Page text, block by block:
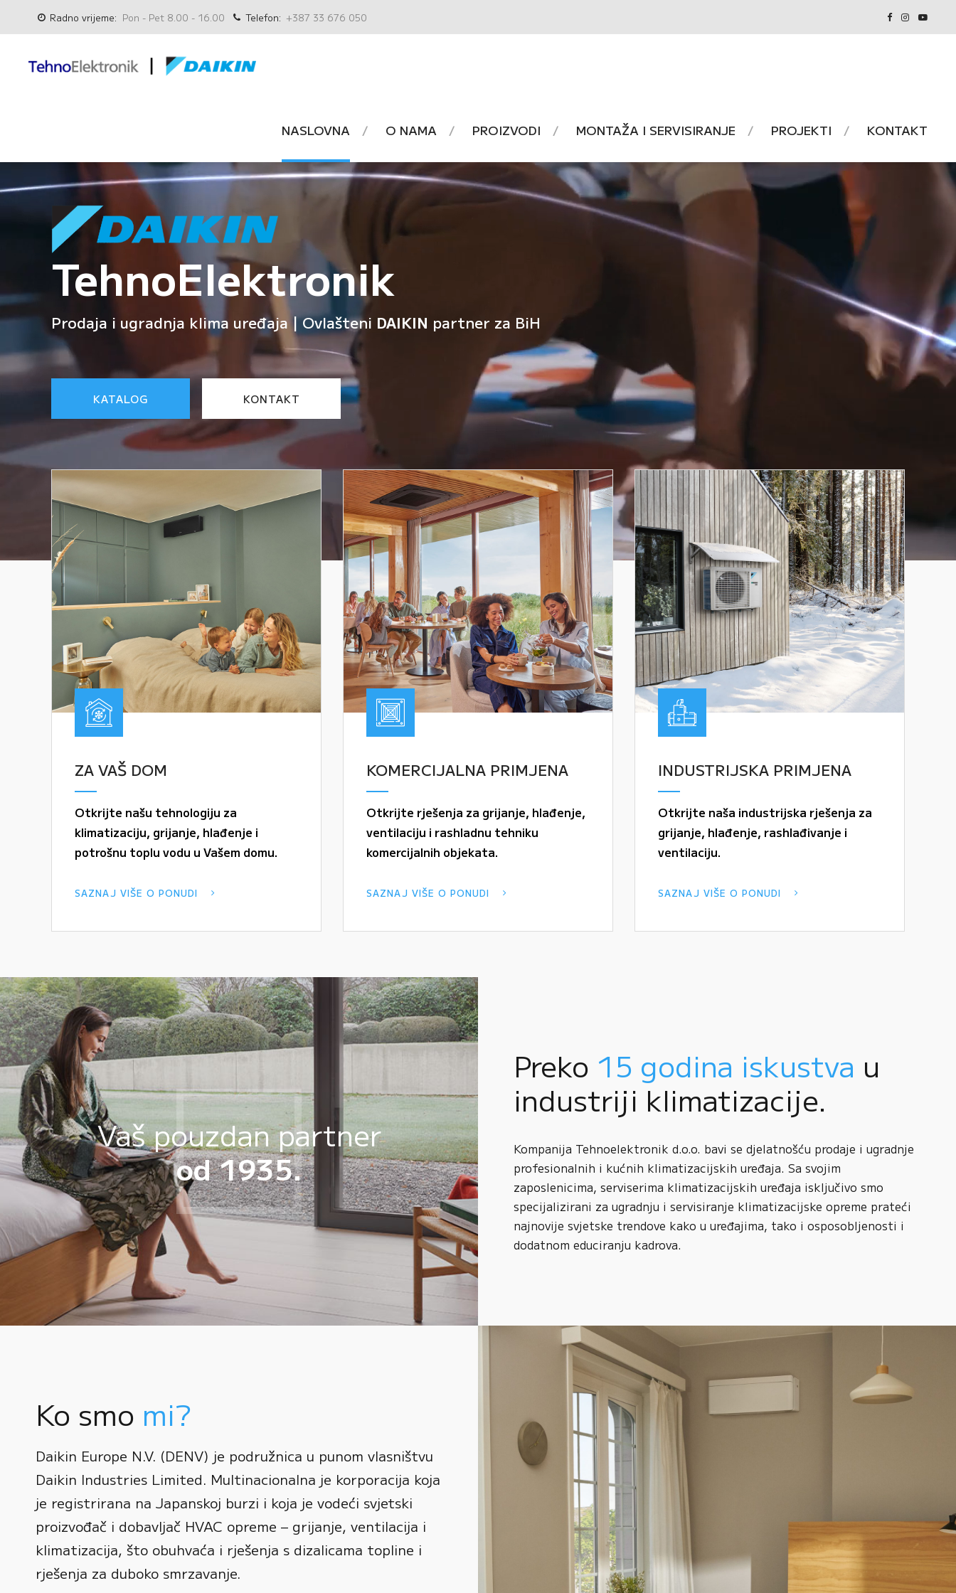
Radno vrijeme: Pon - Pet 8.00 - 16.00 Telefon: +387 33 676 050
NASLOVNA O NAMA PROIZVODI MONTAŽA I SERVISIRANJE PROJEKTI KONTAKT
TehnoElektronik
Prodaja i ugradnja klima uređaja | Ovlašteni DAIKIN partner za BiH
KATALOG KONTAKT
ZA VAŠ DOM
Otkrijte našu tehnologiju za
klimatizaciju, grijanje, hlađenje i
potrošnu toplu vodu u Vašem domu.
SAZNAJ VIŠE O PONUDI
KOMERCIJALNA PRIMJENA
Otkrijte rješenja za grijanje, hlađenje,
ventilaciju i rashladnu tehniku
komercijalnih objekata.
SAZNAJ VIŠE O PONUDI
INDUSTRIJSKA PRIMJENA
Otkrijte naša industrijska rješenja za
grijanje, hlađenje, rashlađivanje i
ventilaciju.
SAZNAJ VIŠE O PONUDI
Vaš pouzdan partner
od 1935.
Preko 15 godina iskustva u
industriji klimatizacije.
Kompanija Tehnoelektronik d.o.o. bavi se djelatnošću prodaje i ugradnje
profesionalnih i kućnih klimatizacijskih uređaja. Sa svojim
zaposlenicima, serviserima klimatizacijskih uređaja isključivo smo
specijalizirani za ugradnju i servisiranje klimatizacijske opreme prateći
najnovije svjetske trendove kako u uređajima, tako i osposobljenosti i
dodatnom educiranju kadrova.
Ko smo mi?
Daikin Europe N.V. (DENV) je podružnica u punom vlasništvu
Daikin Industries Limited. Multinacionalna je korporacija koja
je registrirana na Japanskoj burzi i koja je vodeći svjetski
proizvođač i dobavljač HVAC opreme – grijanje, ventilacija i
klimatizacija, što obuhvaća i rješenja s dizalicama topline i
rješenja za duboko smrzavanje.
0
1
2
3
4
0
1
2
3
0
1
2
0